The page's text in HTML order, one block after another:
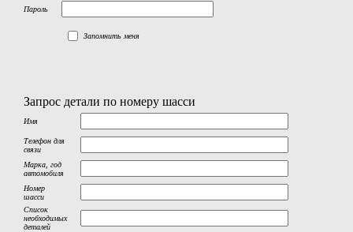
Пароль
Запомнить меня
Запрос детали по номеру шасси
Имя
Телефон для
связи
Марка, год
автомобиля
Номер
шасси
Список
необходимых
деталей